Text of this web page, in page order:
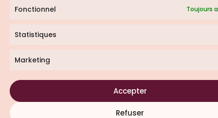
Fonctionnel Toujours
Statistiques
Marketing
Accepter
Refuser